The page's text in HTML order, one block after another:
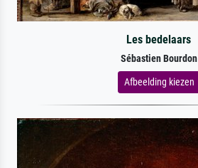
Les bedelaars
Sébastien Bourdon
Afbeelding kiezen